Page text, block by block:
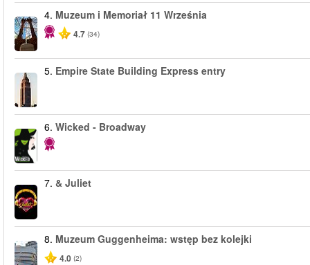
4. Muzeum i Memoriał 11 Września
4.7 (34)
5. Empire State Building Express entry
6. Wicked - Broadway
7. & Juliet
8. Muzeum Guggenheima: wstęp bez kolejki
4.0 (2)